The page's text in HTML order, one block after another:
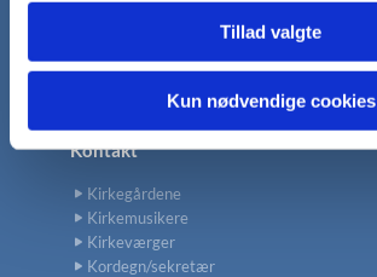
Tillad valgte
Kun nødvendige cookies
Sognearrangementer
Konfirmation
Kontakt
Kirkegårdene
Kirkemusikere
Kirkeværger
Kordegn/sekretær